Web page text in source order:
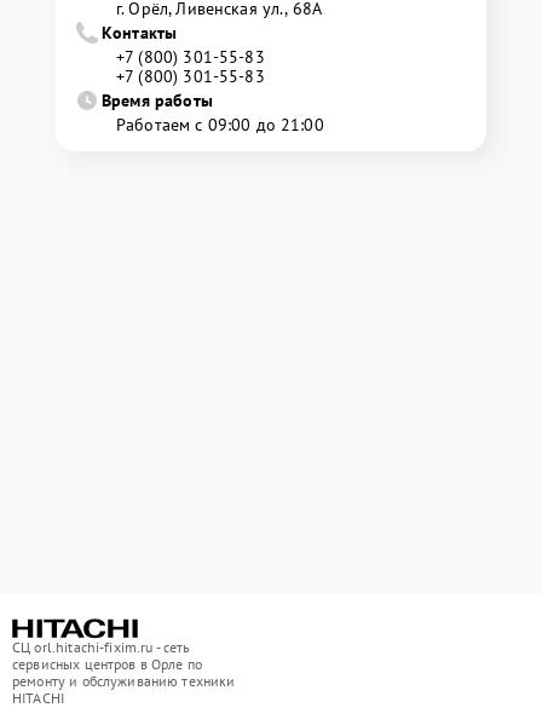
г. Орёл, Ливенская ул., 68А
Контакты
+7 (800) 301-55-83
+7 (800) 301-55-83
Время работы
Работаем с 09:00 до 21:00
СЦ orl.hitachi-fixim.ru - сеть
сервисных центров в Орле по
ремонту и обслуживанию техники
HITACHI